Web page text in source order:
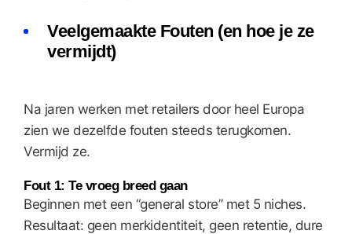
Veelgemaakte Fouten (en hoe je ze
vermijdt)
Na jaren werken met retailers door heel Europa
zien we dezelfde fouten steeds terugkomen.
Vermijd ze.
Fout 1: Te vroeg breed gaan
Beginnen met een “general store” met 5 niches.
Resultaat: geen merkidentiteit, geen retentie, dure